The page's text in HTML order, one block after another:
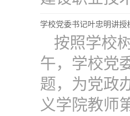
学校党委书记叶忠明讲
按照学校
午，学校党
题，为党政
义学院教师